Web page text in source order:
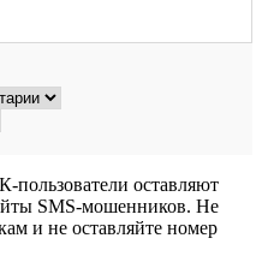
пользователи оставляют
SMS-мошенников. Не
и не оставляйте номер